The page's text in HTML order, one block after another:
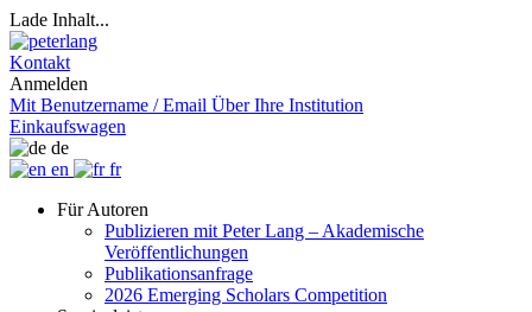
Lade Inhalt...
Kontakt
Anmelden
Mit Benutzername / Email Über Ihre Institution
Einkaufswagen
de
en
fr
Für Autoren
Publizieren mit Peter Lang – Akademische
Veröffentlichungen
Publikationsanfrage
2026 Emerging Scholars Competition